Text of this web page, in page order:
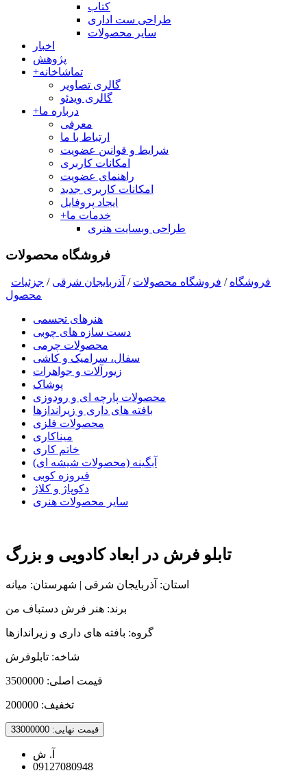
کتاب
طراحی ست اداری
سایر محصولات
اخبار
پژوهش
+تماشاخانه
گالری تصاویر
گالری ویدئو
+درباره ما
معرفی
ارتباط با ما
شرایط و قوانین عضویت
امکانات کاربری
راهنمای عضویت
امکانات کاربری جدید
ایجاد پروفایل
+خدمات ما
طراحی وبسایت هنری
فروشگاه محصولات
فروشگاه / فروشگاه محصولات / آذربایجان شرقی / جزئیات
محصول
هنرهای تجسمی
دست سازه های چوبی
محصولات چرمی
سفال، سرامیک و کاشی
زیورآلات و جواهرات
پوشاک
محصولات پارچه ای و رودوزی
بافته های داری و زیراندازها
محصولات فلزی
میناکاری
خاتم کاری
آبگینه (محصولات شیشه ای)
فیروزه کوبی
دکوپاژ و کلاژ
سایر محصولات هنری
تابلو فرش در ابعاد کادویی و بزرگ
استان: آذربایجان شرقی | شهرستان: میانه
برند: هنر فرش دستباف من
گروه: بافته های داری و زیراندازها
شاخه: تابلوفرش
قیمت اصلی: 3500000
تخفیف: 200000
قیمت نهایی: 33000000
آ. ش
09127080948